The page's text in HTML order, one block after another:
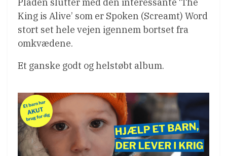
King is Alive’ som er Spoken (Screamt) Word
stort set hele vejen igennem bortset fra
omkvædene.
Et ganske godt og helstøbt album.